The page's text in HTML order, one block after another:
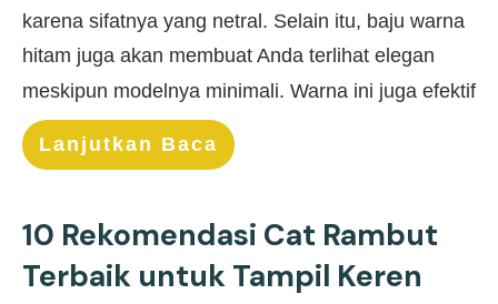
karena sifatnya yang netral. Selain itu, baju warna
hitam juga akan membuat Anda terlihat elegan
meskipun modelnya minimali. Warna ini juga efektif
Lanjutkan Baca
10 Rekomendasi Cat Rambut
Terbaik untuk Tampil Keren